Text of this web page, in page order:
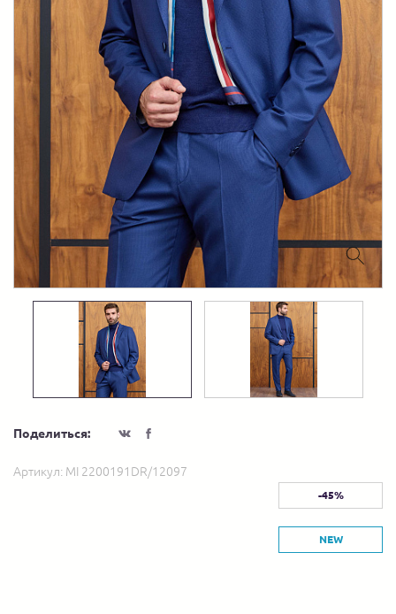
Поделиться:
Артикул: MI 2200191DR/12097
-45%
NEW